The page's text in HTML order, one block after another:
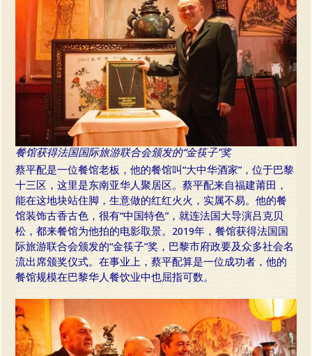
餐馆获得法国国际旅游联合会颁发的“金筷子”奖
蔡平配是一位餐馆老板，他的餐馆叫“大中华酒家”，位于巴黎
十三区，这里是东南亚华人聚居区。蔡平配来自福建莆田，
能在这地块站住脚，生意做的红红火火，实属不易。他的餐
馆装饰古香古色，很有“中国特色”，就连法国大导演吕克贝
松，都来餐馆为他拍的电影取景。2019年，餐馆获得法国国
际旅游联合会颁发的“金筷子”奖，巴黎市府政要及众多社会名
流出席颁奖仪式。在事业上，蔡平配算是一位成功者，他的
餐馆规模在巴黎华人餐饮业中也屈指可数。